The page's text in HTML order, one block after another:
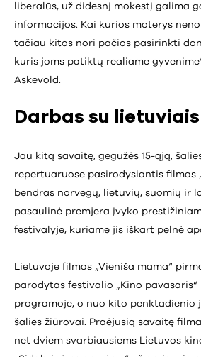
liberalūs, už didesnį mokestį galima
informacijos. Kai kurios moterys
tačiau kitos nori pačios pasirinkti
kuris joms patiktų realiame
Askevold.
Darbas su lietuviais
Jau kitą savaitę, gegužės 15-ąją,
repertuaruose pasirodysiantis filmas
bendras norvegų, lietuvių, suomių ir
pasaulinė premjera įvyko
festivalyje, kuriame jis iškart pelnė
Lietuvoje filmas „Vieniša mama“
parodytas festivalio „Kino
programoje, o nuo kito penktadienio
šalies žiūrovai. Praėjusią savaitę
net dviem svarbiausiems Lietuvos